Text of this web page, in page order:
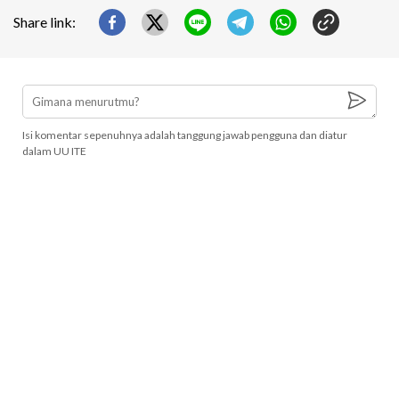
Share link:
Isi komentar sepenuhnya adalah tanggung jawab pengguna dan diatur
dalam UU ITE